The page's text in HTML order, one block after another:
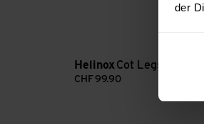
der
Helinox Cot Legs 12pcs
CHF 99.90